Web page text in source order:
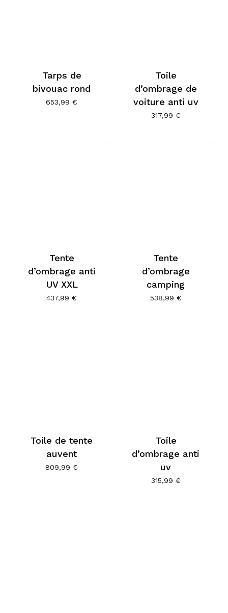
Tarps de
bivouac rond
653,99€
Toile
d’ombrage de
voiture anti uv
317,99 €
Tente
d’ombrage anti
UV XXL
437,99€
Tente
d’ombrage
camping
538,99 €
Toile de tente
auvent
809,99€
Toile
d’ombrage anti
uv
315,99 €